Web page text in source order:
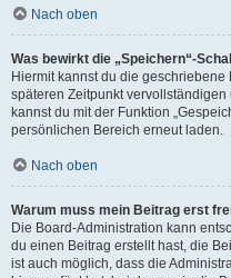
Nach oben
Was bewirkt die „Speichern“-
Hiermit kannst du die
späteren Zeitpunkt
kannst du mit der Funktion
persönlichen Bereich erneut laden.
Nach oben
Warum muss mein Beitrag erst
Die Board-Administration kann
du einen Beitrag erstellt hast, die
ist auch möglich, dass die